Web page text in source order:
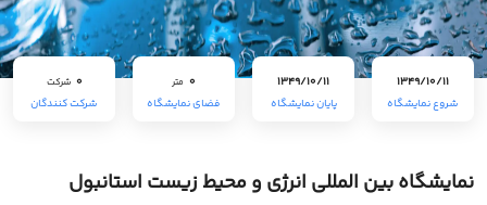
1349/10/11
شروع نمایشگاه
1349/10/11
پایان نمایشگاه
0 متر
فضای نمایشگاه
0 شرکت
شرکت کنندگان
نمایشگاه بین المللی انرژی و محیط زیست استانبول